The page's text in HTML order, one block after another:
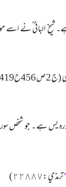
شیخ البانی ؒ نے اسے
یس ہے ۔ جو شخص
ترمذي :٢٢٨٨٧)